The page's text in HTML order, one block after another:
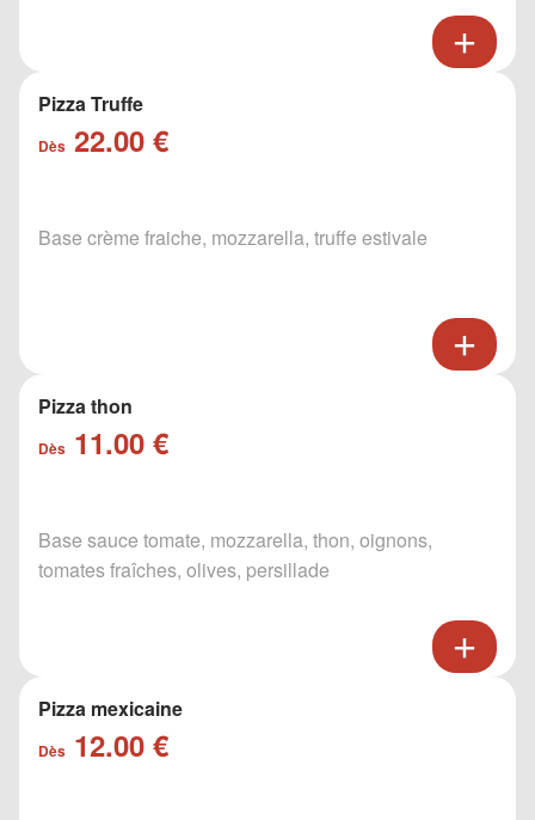
Pizza Truffe
Dès 22.00 €
Base crème fraiche, mozzarella, truffe estivale
Pizza thon
Dès 11.00 €
Base sauce tomate, mozzarella, thon, oignons,
tomates fraîches, olives, persillade
Pizza mexicaine
Dès 12.00 €